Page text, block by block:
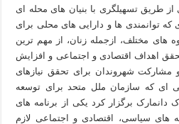
طریق تسهیلگری با بنیان های محله ای
توانمندی ها و دارایی های محلی برای
های مختلف، ازجمله زنان، از مهم ترین
اهداف اقتصادی و اجتماعی و افزایش
شهروندان برای تحقق نیازهای
ای که سازمان ملل متحد برای توسعه
سال ۱۹۹۵ در کپنهاک دانمارک برگزار کرد یکی از برنامه های
سیاسی، اقتصادی و اجتماعی لازم